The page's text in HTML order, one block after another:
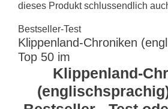
dieses Produkt schlussendlich
Bestseller-Test
Klippenland-Chroniken
Top 50 im
Klippenland-